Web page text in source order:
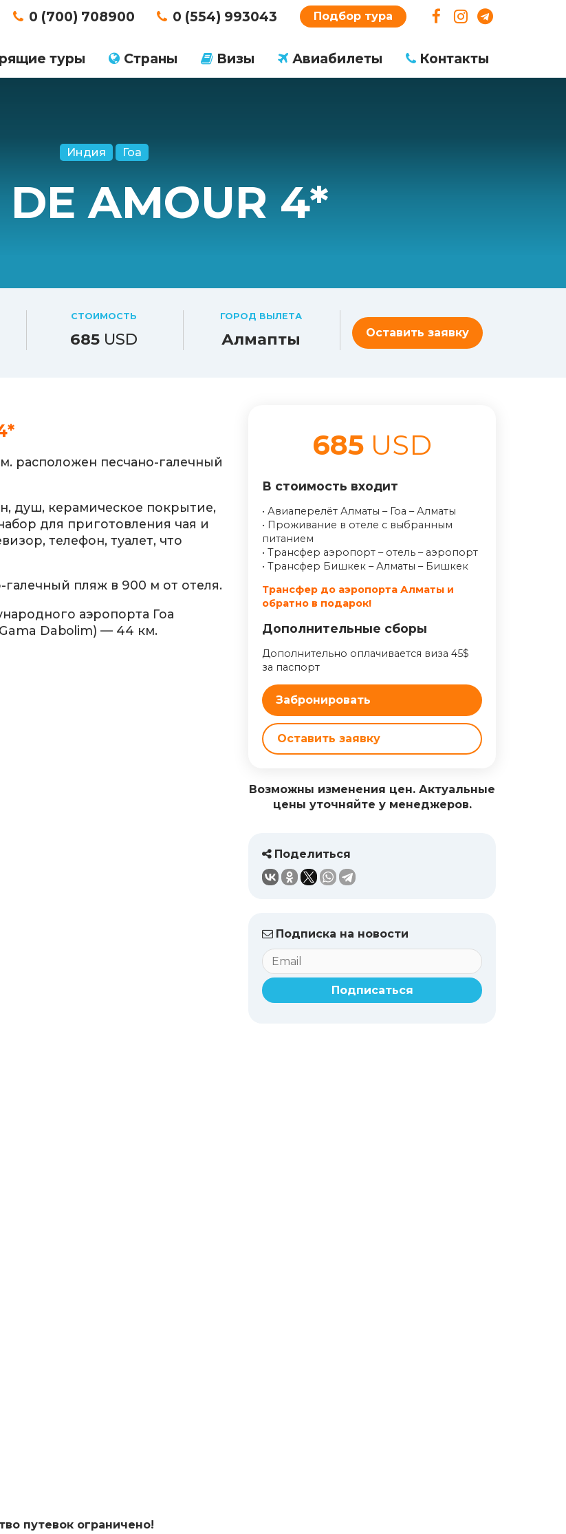
0 (700) 708900 0 (554) 993043 Подбор тура
туры Страны Визы Авиабилеты Контакты
Индия Гоа
AMOUR 4*
СТОИМОСТЬ
685 USD
ГОРОД ВЫЛЕТА
Алмапты Оставить заявку
расположен песчано-галечный
душ, керамическое покрытие,
для приготовления чая и
телефон, туалет, что
пляж в 900 м от отеля.
аэропорта Гоа
Dabolim) — 44 км.
685 USD
В стоимость входит
• Авиаперелёт Алматы – Гоа – Алматы
• Проживание в отеле с выбранным
питанием
• Трансфер аэропорт – отель – аэропорт
• Трансфер Бишкек – Алматы – Бишкек
Трансфер до аэропорта Алматы и
обратно в подарок!
Дополнительные сборы
Дополнительно оплачивается виза 45$
за паспорт
Забронировать
Оставить заявку
Возможны изменения цен. Актуальные
цены уточняйте у менеджеров.
Поделиться
Подписка на новости
Подписаться
путевок ограничено!